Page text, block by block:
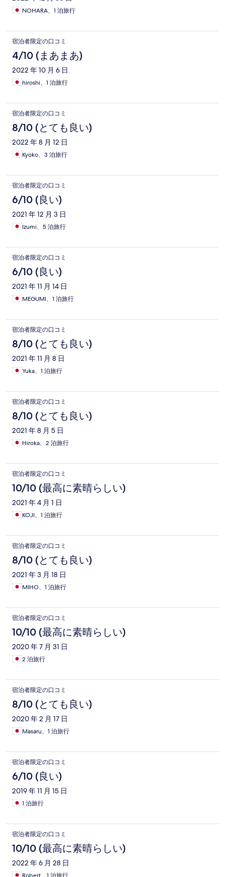
NOHARA、1 泊旅行
宿泊者限定の口コミ
4/10 (まあまあ)
2022 年 10 月 6 日
hiroshi、1 泊旅行
宿泊者限定の口コミ
8/10 (とても良い)
2022 年 8 月 12 日
Kyoko、3 泊旅行
宿泊者限定の口コミ
6/10 (良い)
2021 年 12 月 3 日
Izumi、5 泊旅行
宿泊者限定の口コミ
6/10 (良い)
2021 年 11 月 14 日
MEGUMI、1 泊旅行
宿泊者限定の口コミ
8/10 (とても良い)
2021 年 11 月 8 日
Yuka、1 泊旅行
宿泊者限定の口コミ
8/10 (とても良い)
2021 年 8 月 5 日
Hiroka、2 泊旅行
宿泊者限定の口コミ
10/10 (最高に素晴らしい)
2021 年 4 月 1 日
KOJI、1 泊旅行
宿泊者限定の口コミ
8/10 (とても良い)
2021 年 3 月 18 日
MIHO、1 泊旅行
宿泊者限定の口コミ
10/10 (最高に素晴らしい)
2020 年 7 月 31 日
2 泊旅行
宿泊者限定の口コミ
8/10 (とても良い)
2020 年 2 月 17 日
Masaru、1 泊旅行
宿泊者限定の口コミ
6/10 (良い)
2019 年 11 月 15 日
1 泊旅行
宿泊者限定の口コミ
10/10 (最高に素晴らしい)
2022 年 6 月 28 日